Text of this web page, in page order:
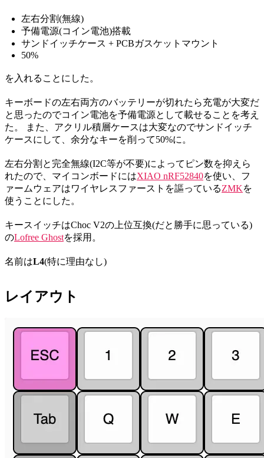
左右分割(無線)
予備電源(コイン電池)搭載
サンドイッチケース + PCBガスケットマウント
50%
を入れることにした。
キーボードの左右両方のバッテリーが切れたら充電が大変だ
と思ったのでコイン電池を予備電源として載せることを考え
た。 また、アクリル積層ケースは大変なのでサンドイッチ
ケースにして、余分なキーを削って50%に。
左右分割と完全無線(I2C等が不要)によってピン数を抑えら
れたので、マイコンボードにはXIAO nRF52840を使い、フ
ァームウェアはワイヤレスファーストを謳っているZMKを
使うことにした。
キースイッチはChoc V2の上位互換(だと勝手に思っている)
のLofree Ghostを採用。
名前はL4(特に理由なし)
レイアウト